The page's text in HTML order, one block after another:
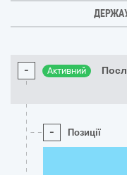
- Активний
- Позиції